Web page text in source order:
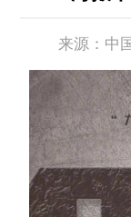
来源：中